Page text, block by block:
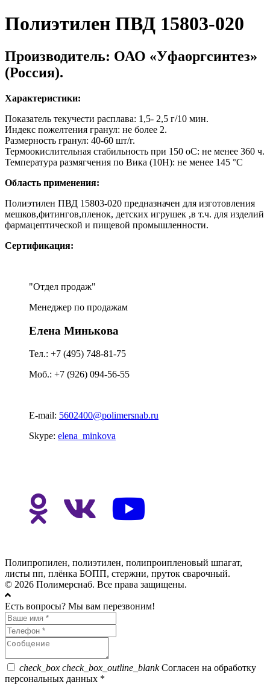
Полиэтилен ПВД 15803-020
Производитель: ОАО «Уфаоргсинтез»
(Россия).
Характеристики:
Показатель текучести расплава: 1,5- 2,5 г/10 мин.
Индекс пожелтения гранул: не более 2.
Размерность гранул: 40-60 шт/г.
Термоокислительная стабильность при 150 оС: не менее 360 ч.
Температура размягчения по Вика (10Н): не менее 145 °С
Область применения:
Полиэтилен ПВД 15803-020 предназначен для изготовления
мешков,фитингов,пленок, детских игрушек ,в т.ч. для изделий
фармацептической и пищевой промышленности.
Сертификация:
Отдел продаж
Менеджер по продажам
Елена Минькова
Тел.: +7 (495) 748-81-75
Моб.: +7 (926) 094-56-55
E-mail: 5602400@polimersnab.ru
Skype: elena_minkova
Полипропилен, полиэтилен, полипроипленовый шпагат,
листы пп, плёнка БОПП, стержни, пруток сварочный.
© 2026 Полимерснаб. Все права защищены.
Есть вопросы? Мы вам перезвоним!
check_box check_box_outline_blankСогласен на обработку
персональных данных *